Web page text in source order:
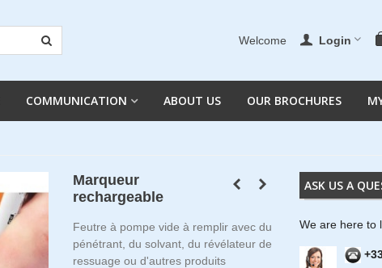
Welcome Login
COMMUNICATION ABOUT US OUR BROCHURES
ASK US A
We are here to
Marqueur
rechargeable
Feutre à pompe vide à remplir avec du
pénétrant, du solvant, du révélateur de
ressuage ou d'autres produits